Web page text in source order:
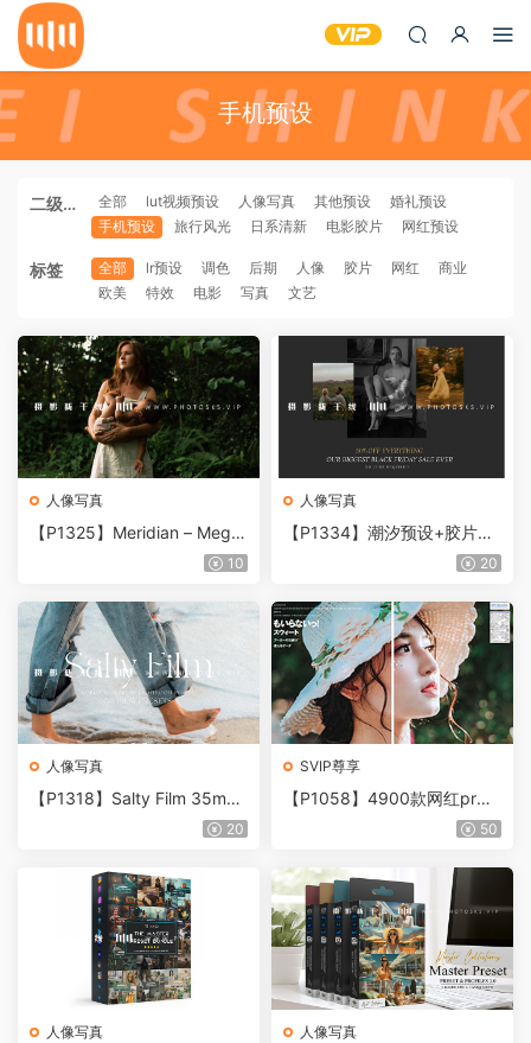
手机预设
二级分
全部 lut视频预设 人像写真 其他预设
婚礼预设
手机预设
旅行风光 日系清新 电影胶片 网红预设
标签 全部 lr预设 调色 后期 人像 胶片 网红
商业
欧美
特效 电影 写真 文艺
人像写真
【P1325】Meridian – Meg L
oeks – Natura神奇的PS/LR10
人像写真
【P1334】潮汐预设+胶片划
痕灰尘叠加图片素材Meridian
20
人像写真
【P1318】Salty Film 35mm
20
SVIP尊享
【P1058】4900款网红pr调
色lr预设ps滤镜达芬奇lut电影
50
人像写真 人像写真